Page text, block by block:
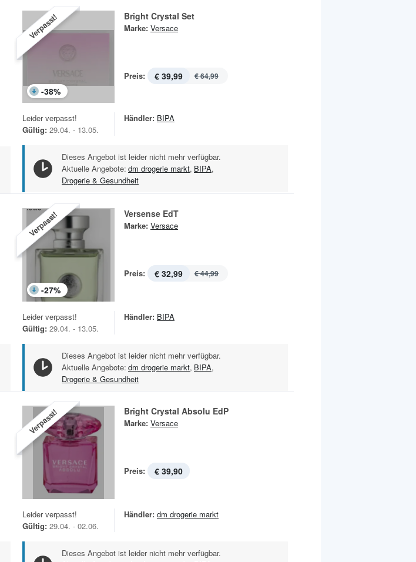
Verpasst!
-38%
Bright Crystal Set
Marke: Versace
Preis: € 39,99 € 64,99
Leider verpasst!
Gültig: 29.04. - 13.05.
Händler: BIPA
Dieses Angebot ist leider nicht mehr verfügbar.
Aktuelle Angebote: dm drogerie markt, BIPA,
Drogerie & Gesundheit
Verpasst!
-27%
Versense EdT
Marke: Versace
Preis: € 32,99 € 44,99
Leider verpasst!
Gültig: 29.04. - 13.05.
Händler: BIPA
Dieses Angebot ist leider nicht mehr verfügbar.
Aktuelle Angebote: dm drogerie markt, BIPA,
Drogerie & Gesundheit
Verpasst! Bright Crystal Absolu EdP
Marke: Versace
Preis: € 39,90
Leider verpasst!
Gültig: 29.04. - 02.06.
Händler: dm drogerie markt
Dieses Angebot ist leider nicht mehr verfügbar.